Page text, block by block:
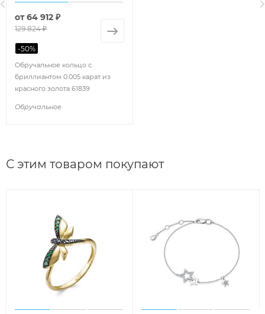
Обручальное кольцо с
бриллиантом 0.005 карат из
красного золота 61839
Обручальное
от64 912 ₽
129 824 ₽
-50%
С этим товаром покупают